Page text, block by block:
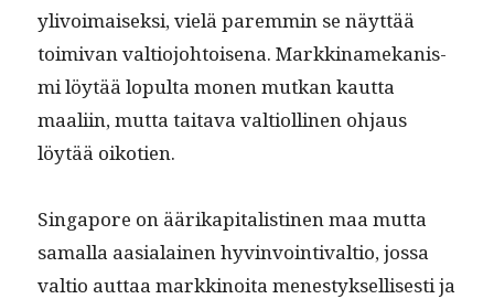
ylivoimaisek­si, vielä parem­min se näyt­tää
toimi­van val­tio­jo­htoise­na. Markki­namekanis­
mi löytää lop­ul­ta mon­en mutkan kaut­ta
maali­in, mut­ta taita­va val­ti­olli­nen ohjaus
löytää oikotien.
Sin­ga­pore on äärikap­i­tal­isti­nen maa mut­ta
samal­la aasialainen hyv­in­voin­ti­val­tio, jos­sa
val­tio aut­taa markki­noi­ta men­estyk­sel­lis­es­ti ja